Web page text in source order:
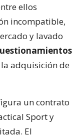
ellos
incompatible,
y lavado
adquisición de
un contrato
Sport y
El